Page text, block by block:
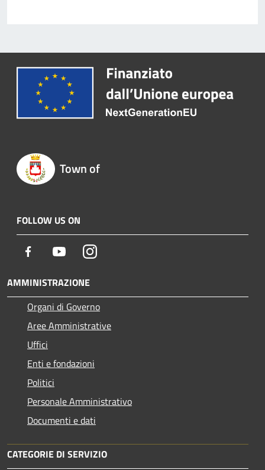
Town of
FOLLOW US ON
Facebook YoutubeInstagram
AMMINISTRAZIONE
Organi di Governo
Aree Amministrative
Uffici
Enti e fondazioni
Politici
Personale Amministrativo
Documenti e dati
CATEGORIE DI SERVIZIO